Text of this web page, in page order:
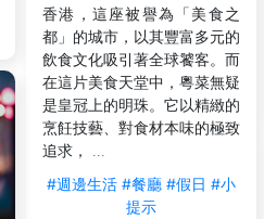
香港，這座被譽為「美食之
都」的城市，以其豐富多元的
飲食文化吸引著全球饕客。而
在這片美食天堂中，粵菜無疑
是皇冠上的明珠。它以精緻的
烹飪技藝、對食材本味的極致
追求， ...
#週邊生活 #餐廳 #假日 #小
提示